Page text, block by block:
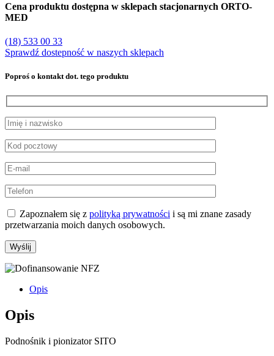
Cena produktu dostępna w sklepach stacjonarnych ORTO-
MED
(18) 533 00 33
Sprawdź dostepność w naszych sklepach
Poproś o kontakt dot. tego produktu
Zapoznałem się z polityką prywatności i są mi znane zasady
przetwarzania moich danych osobowych.
Opis
Opis
Podnośnik i pionizator SITO